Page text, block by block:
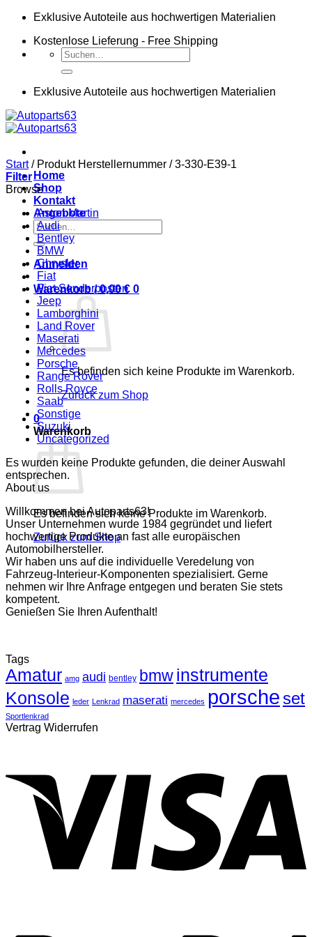
Zum
springen
Exklusive Autoteile aus hochwertigen Materialien
Kostenlose Lieferung - Free Shipping
Suchen
nach:
Exklusive Autoteile aus hochwertigen Materialien
Home
Shop
Kontakt
Angebote
Suchen
nach:
Anmelden
Warenkorb /0,00€ 0
Es befinden sich keine Produkte im Warenkorb.
Zurück zum Shop
0
Warenkorb
Es befinden sich keine Produkte im Warenkorb.
Zurück zum Shop
Start /Produkt Herstellernummer /3-330-E39-1
Filter
Browse
Aston Martin
Audi
Bentley
BMW
Chrysler
Fiat
Fiat Sonderposten
Jeep
Lamborghini
Land Rover
Maserati
Mercedes
Porsche
Range Rover
Rolls Royce
Saab
Sonstige
Suzuki
Uncategorized
Es wurden keine Produkte gefunden, die deiner Auswahl
entsprechen.
About us
Willkommen bei Autoparts63!
Unser Unternehmen wurde 1984 gegründet und liefert
hochwertige Produkte an fast alle europäischen
Automobilhersteller.
Wir haben uns auf die individuelle Veredelung von
Fahrzeug-Interieur-Komponenten spezialisiert. Gerne
nehmen wir Ihre Anfrage entgegen und beraten Sie stets
kompetent.
Genießen Sie Ihren Aufenthalt!
Tags
Amatur amg audi bentley bmwinstrumente
Konsole leder Lenkrad maserati mercedes porsche set
Sportlenkrad
Vertrag Widerrufen